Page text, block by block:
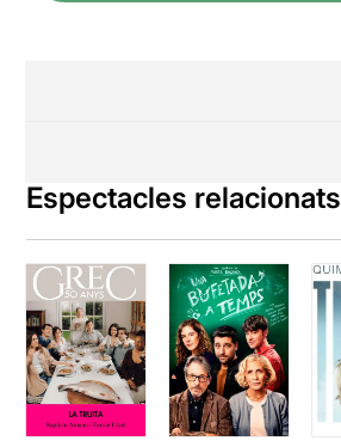
Espectacles relacionats